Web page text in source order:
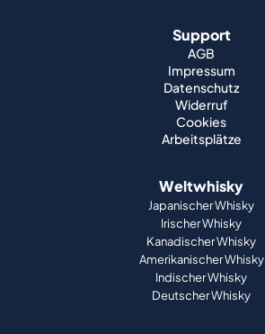
Support
AGB
Impressum
Datenschutz
Widerruf
Cookies
Arbeitsplätze
Weltwhisky
Japanischer Whisky
Irischer Whisky
Kanadischer Whisky
Amerikanischer Whisky
Indischer Whisky
Deutscher Whisky